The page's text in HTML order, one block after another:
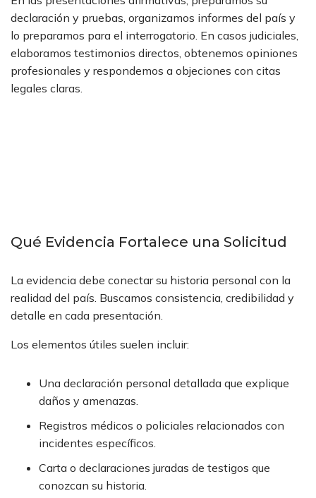
declaración y pruebas, organizamos informes del país y
lo preparamos para el interrogatorio. En casos judiciales,
elaboramos testimonios directos, obtenemos opiniones
profesionales y respondemos a objeciones con citas
legales claras.
Qué Evidencia Fortalece una Solicitud
La evidencia debe conectar su historia personal con la
realidad del país. Buscamos consistencia, credibilidad y
detalle en cada presentación.
Los elementos útiles suelen incluir:
Una declaración personal detallada que explique
daños y amenazas.
Registros médicos o policiales relacionados con
incidentes específicos.
Carta o declaraciones juradas de testigos que
conozcan su historia.